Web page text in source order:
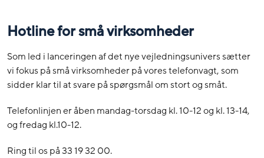
Hotline for små virksomheder
Som led i lanceringen af det nye vejledningsunivers sætter
vi fokus på små virksomheder på vores telefonvagt, som
sidder klar til at svare på spørgsmål om stort og småt.
Telefonlinjen er åben mandag-torsdag kl. 10-12 og kl. 13-14,
og fredag kl.10-12.
Ring til os på 33 19 32 00.